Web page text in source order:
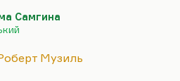
поставленной
(«Чёрная
Самгина
Музиль